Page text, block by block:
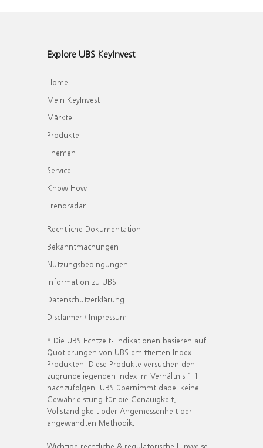
Explore UBS KeyInvest
Home
Mein KeyInvest
Märkte
Produkte
Themen
Service
Know How
Trendradar
Rechtliche Dokumentation
Bekanntmachungen
Nutzungsbedingungen
Information zu UBS
Datenschutzerklärung
Disclaimer / Impressum
* Die UBS Echtzeit- Indikationen basieren auf
Quotierungen von UBS emittierten Index-
Produkten. Diese Produkte versuchen den
zugrundeliegenden Index im Verhältnis 1:1
nachzufolgen. UBS übernimmt dabei keine
Gewährleistung für die Genauigkeit,
Vollständigkeit oder Angemessenheit der
angewandten Methodik.